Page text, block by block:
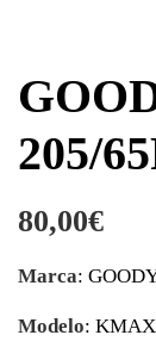
205/
80,00€
Marca:
Modelo: